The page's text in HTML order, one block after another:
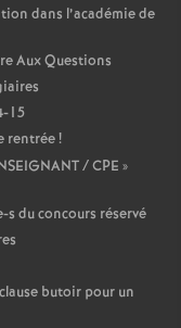
dans l’académie de
Aux Questions
15
rentrée!
/CPE »
du concours réservé
butoir pour un